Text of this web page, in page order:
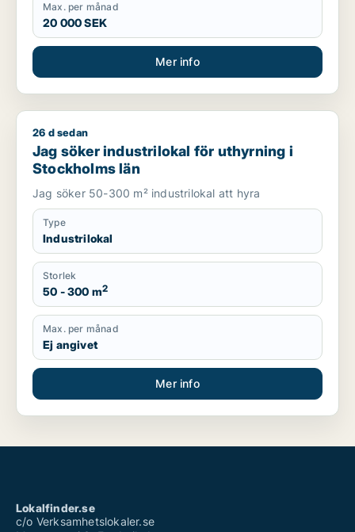
Max. per månad
20 000 SEK
Mer info
Jag söker industrilokal för uthyrning i Stockholms län
26 d sedan
Jag söker industrilokal för uthyrning i
Stockholms län
Jag söker 50-300 m² industrilokal att hyra
Type
Industrilokal
Storlek
50 - 300 m2
Max. per månad
Ej angivet
Mer info
Lokalfinder.se
c/o Verksamhetslokaler.se